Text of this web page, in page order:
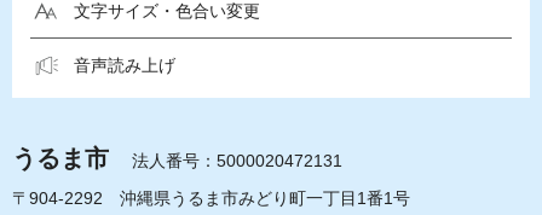
文字サイズ・色合い変更
音声読み上げ
うるま市
法人番号：5000020472131
〒904-2292 沖縄県うるま市みどり町一丁目1番1号